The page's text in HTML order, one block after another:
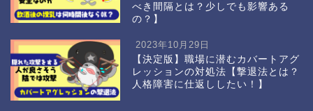
べき間隔とは？少しでも影響ある
の？】
2023年10月29日
【決定版】職場に潜むカバートアグ
レッションの対処法【撃退法とは？
人格障害に仕返ししたい！】